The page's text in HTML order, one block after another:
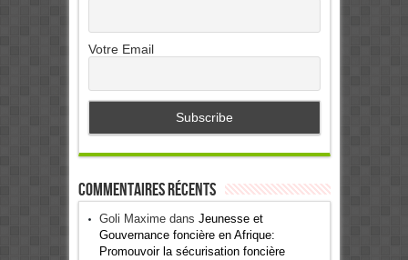
Votre Email
Commentaires récents
Goli Maximedans Jeunesse et
Gouvernance foncière en Afrique:
Promouvoir la sécurisation foncière